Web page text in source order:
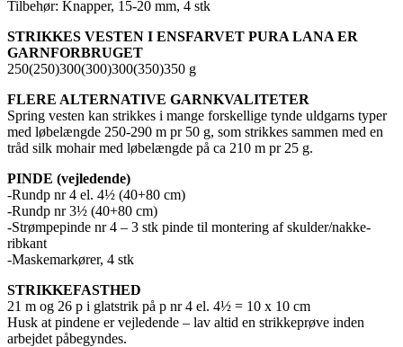
Tilbehør: Knapper, 15-20 mm, 4 stk
STRIKKES VESTEN I ENSFARVET PURA LANA ER
GARNFORBRUGET
250(250)300(300)300(350)350 g
FLERE ALTERNATIVE GARNKVALITETER
Spring vesten kan strikkes i mange forskellige tynde uldgarns typer
med løbelængde 250-290 m pr 50 g, som strikkes sammen med en
tråd silk mohair med løbelængde på ca 210 m pr 25 g.
PINDE (vejledende)
-Rundp nr 4 el. 4½ (40+80 cm)
-Rundp nr 3½ (40+80 cm)
-Strømpepinde nr 4 – 3 stk pinde til montering af skulder/nakke-
ribkant
-Maskemarkører, 4 stk
STRIKKEFASTHED
21 m og 26 p i glatstrik på p nr 4 el. 4½ = 10 x 10 cm
Husk at pindene er vejledende – lav altid en strikkeprøve inden
arbejdet påbegyndes.